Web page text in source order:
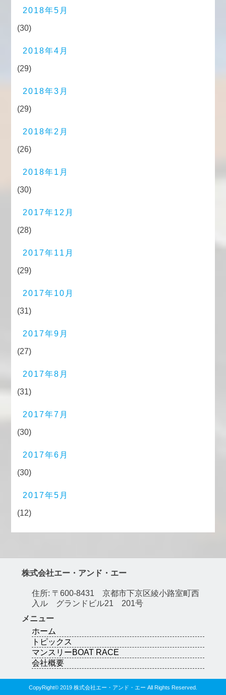
2018年5月
(30)
2018年4月
(29)
2018年3月
(29)
2018年2月
(26)
2018年1月
(30)
2017年12月
(28)
2017年11月
(29)
2017年10月
(31)
2017年9月
(27)
2017年8月
(31)
2017年7月
(30)
2017年6月
(30)
2017年5月
(12)
株式会社エー・アンド・エー
住所: 〒600-8431 京都市下京区綾小路室町西
入ル グランドビル21 201号
メニュー
ホーム
トピックス
マンスリーBOAT RACE
会社概要
CopyRight© 2019 株式会社エー・アンド・エー All Rights Reserved.